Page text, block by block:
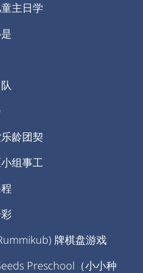
主日学
龄团契
组事工
牌棋盘游戏
Preschool（小小种